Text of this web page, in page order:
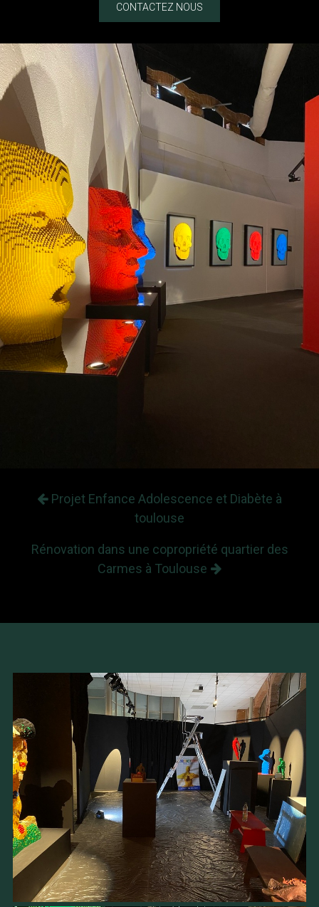
CONTACTEZ NOUS
Projet Enfance Adolescence et Diabète à
toulouse
Rénovation dans une copropriété quartier des
Carmes à Toulouse